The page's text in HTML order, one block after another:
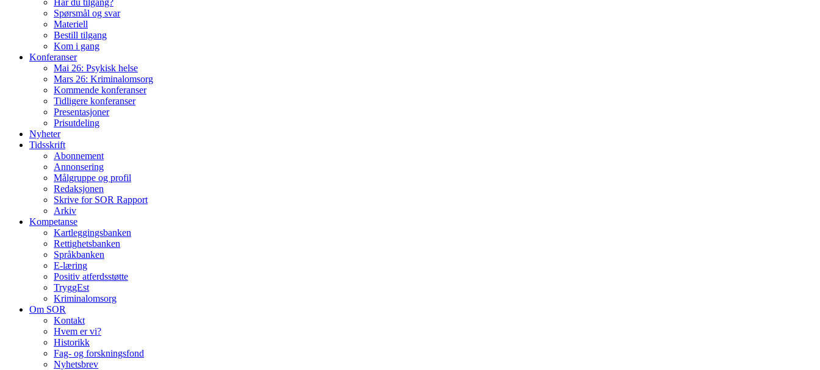
Har du tilgang?
Spørsmål og svar
Materiell
Bestill tilgang
Kom i gang
Konferanser
Mai 26: Psykisk helse
Mars 26: Kriminal­omsorg
Kommende konferanser
Tidligere konferanser
Presentasjoner
Prisutdeling
Nyheter
Tidsskrift
Abonnement
Annonsering
Målgruppe og profil
Redaksjonen
Skrive for SOR Rapport
Arkiv
Kompetanse
Kartleggingsbanken
Rettighetsbanken
Språkbanken
E-læring
Positiv atferdsstøtte
TryggEst
Kriminalomsorg
Om SOR
Kontakt
Hvem er vi?
Historikk
Fag- og forskningsfond
Nyhetsbrev